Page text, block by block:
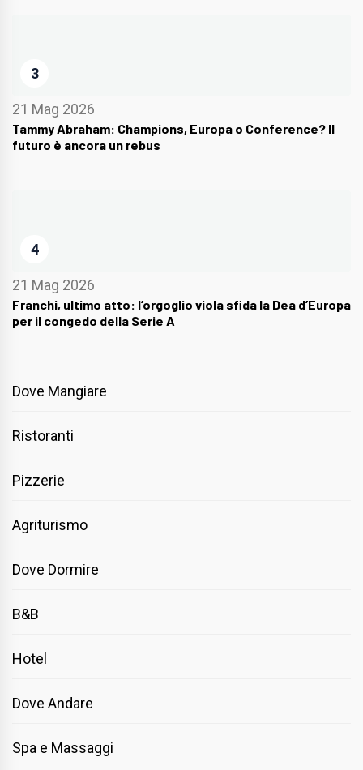
3
21 Mag 2026
Tammy Abraham: Champions, Europa o Conference? Il
futuro è ancora un rebus
4
21 Mag 2026
Franchi, ultimo atto: l’orgoglio viola sfida la Dea d’Europa
per il congedo della Serie A
Dove Mangiare
Ristoranti
Pizzerie
Agriturismo
Dove Dormire
B&B
Hotel
Dove Andare
Spa e Massaggi